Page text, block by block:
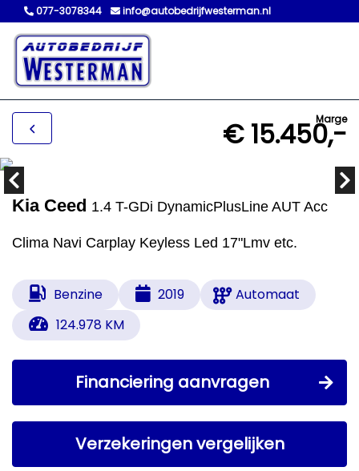
077-3078344 info@autobedrijfwesterman.nl
Marge
€ 15.450,-
Kia Ceed 1.4 T-GDi DynamicPlusLine AUT Acc
Clima Navi Carplay Keyless Led 17"Lmv etc.
Benzine 2019
Automaat
124.978 KM
Financiering aanvragen
Verzekeringen vergelijken